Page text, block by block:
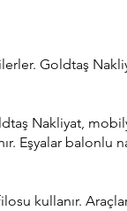
ilerler. Goldtaş
Nakliyat,
Eşyalar balonlu
kullanır.